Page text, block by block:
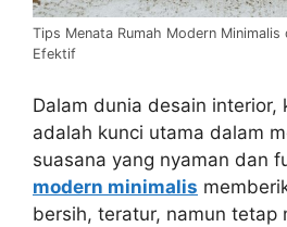
Tips Menata Rumah Modern Minimalis
Efektif
Dalam dunia desain interior,
adalah kunci utama dalam
suasana yang nyaman dan
modern minimalis
bersih, teratur, namun tetap